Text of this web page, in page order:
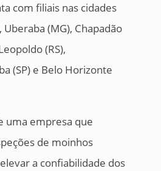
com filiais nas cidades
Uberaba (MG), Chapadão
(RS),
(SP) e Belo Horizonte
uma empresa que
de moinhos
a confiabilidade dos